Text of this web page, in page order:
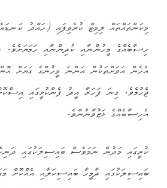
މިކަންތައްތައް ލިމިޓް ކުރެވިފައި (ހައްދު
ހިސާބެއްގެ މީހުންނާއި ކުދިންނާއި
އެހެން އަވަށްތަކުން އަންނަ މީހުންގެ ގަޔަށް
ޖެހުމެވެ. ގިނަ ފަހަރާ އީދު ފެންކުޅީގައި
އެހިސާބެއްގެ ޅަޒުވާނުންވެ.
ކުރީގައި މަދުން ނަމަވެސް ބައިސިލަކުގައި
ބައިސިލަކުގައި ދާމީހާ ބައިސިކަލާއި އެއްކޮށް